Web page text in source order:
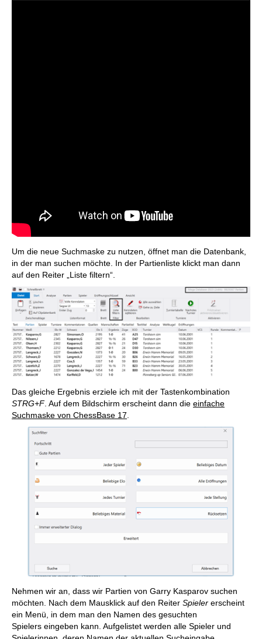
Um die neue Suchmaske zu nutzen, öffnet man die Datenbank,
in der man suchen möchte. In der Partienliste klickt man dann
auf den Reiter „Liste filtern“.
Das gleiche Ergebnis erziele ich mit der Tastenkombination
STRG+F. Auf dem Bildschirm erscheint dann die einfache
Suchmaske von ChessBase 17
Nehmen wir an, dass wir Partien von Garry Kasparov suchen
möchten. Nach dem Mausklick auf den Reiter Spieler erscheint
ein Menü, in dem man den Namen des gesuchten
Spielers eingeben kann. Aufgelistet werden alle Spieler und